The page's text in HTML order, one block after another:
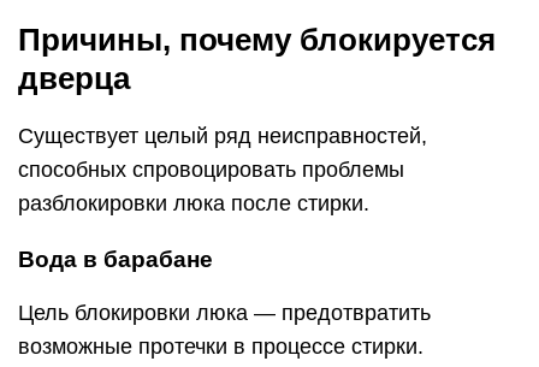
Причины, почему блокируется
дверца
Существует целый ряд неисправностей,
способных спровоцировать проблемы
разблокировки люка после стирки.
Вода в барабане
Цель блокировки люка — предотвратить
возможные протечки в процессе стирки.